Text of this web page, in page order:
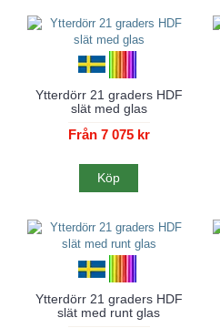
Ytterdörr 21 graders HDF
slät med glas
Från 7 075 kr
Köp
Ytterdörr 21 graders HDF
slät med runt glas